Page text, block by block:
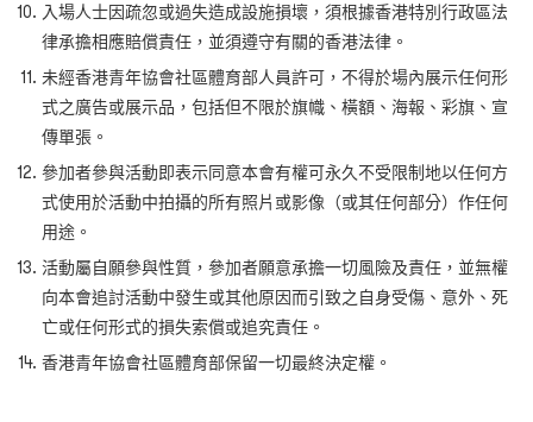
入場人士因疏忽或過失造成設施損壞，須根據香港特別行政區法
律承擔相應賠償責任，並須遵守有關的香港法律。
未經香港青年協會社區體育部人員許可，不得於場內展示任何形
式之廣告或展示品，包括但不限於旗幟、橫額、海報、彩旗、宣
傳單張。
參加者參與活動即表示同意本會有權可永久不受限制地以任何方
式使用於活動中拍攝的所有照片或影像（或其任何部分）作任何
用途。
活動屬自願參與性質，參加者願意承擔一切風險及責任，並無權
向本會追討活動中發生或其他原因而引致之自身受傷、意外、死
亡或任何形式的損失索償或追究責任。
香港青年協會社區體育部保留一切最終決定權。